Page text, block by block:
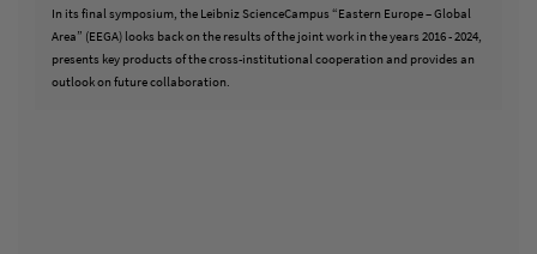
In its final symposium, the Leibniz ScienceCampus “Eastern Europe – Global
Area” (EEGA) looks back on the results of the joint work in the years 2016 - 2024,
presents key products of the cross-institutional cooperation and provides an
outlook on future collaboration.